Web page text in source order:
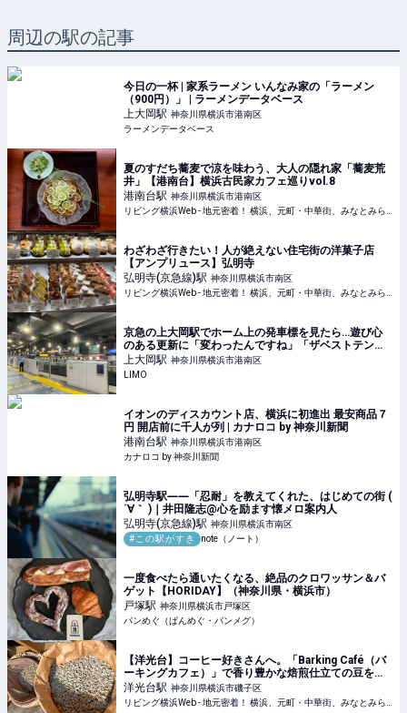
周辺の駅の記事
今日の一杯 | 家系ラーメン いんなみ家の「ラーメン
（900円）」 | ラーメンデータベース
上大岡駅 神奈川県横浜市港南区
ラーメンデータベース
夏のすだち蕎麦で涼を味わう、大人の隠れ家「蕎麦荒
井」【港南台】横浜古民家カフェ巡りvol.8
港南台駅 神奈川県横浜市港南区
わざわざ行きたい！人が絶えない住宅街の洋菓子店
【アンプリュース】弘明寺
弘明寺(京急線)駅 神奈川県横浜市南区
京急の上大岡駅でホーム上の発車標を見たら…遊び心
のある更新に「変わったんですね」「ザベストテン」
と反響 | LIMO | くらしとお金の経済メディア
上大岡駅 神奈川県横浜市港南区
LIMO
イオンのディスカウント店、横浜に初進出 最安商品７
円 開店前に千人が列 | カナロコ by 神奈川新聞
港南台駅 神奈川県横浜市港南区
カナロコ by 神奈川新聞
弘明寺駅――「忍耐」を教えてくれた、はじめての街 (
´∀｀ )｜井田隆志@心を励ます懐メロ案内人
弘明寺(京急線)駅 神奈川県横浜市南区
#この駅がすき
note（ノート）
一度食べたら通いたくなる、絶品のクロワッサン＆バ
ゲット【HORIDAY】（神奈川県・横浜市）
戸塚駅 神奈川県横浜市戸塚区
パンめぐ（ぱんめぐ・パンメグ）
【洋光台】コーヒー好きさんへ。「Barking Café（バ
ーキングカフェ）」で香り豊かな焙煎仕立ての豆をど
うぞ
洋光台駅 神奈川県横浜市磯子区